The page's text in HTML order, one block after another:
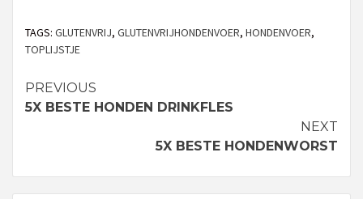
TAGS: GLUTENVRIJ, GLUTENVRIJHONDENVOER, HONDENVOER,
TOPLIJSTJE
Continue
PREVIOUS
5X BESTE HONDEN DRINKFLES
NEXT
5X BESTE HONDENWORST